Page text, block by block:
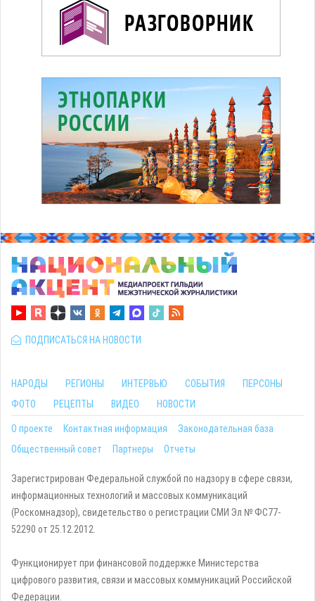
ПОДПИСАТЬСЯ НА НОВОСТИ
НАРОДЫ РЕГИОНЫ ИНТЕРВЬЮ СОБЫТИЯ
ПЕРСОНЫ
ФОТО
РЕЦЕПТЫ ВИДЕО НОВОСТИ
О проекте Контактная информация
Законодательная база
Общественный совет
Партнеры Отчеты
Зарегистрирован Федеральной службой по надзору в сфере связи,
информационных технологий и массовых коммуникаций
(Роскомнадзор), свидетельство о регистрации СМИ Эл № ФС77-
52290 от 25.12.2012.
Функционирует при финансовой поддержке Министерства
цифрового развития, связи и массовых коммуникаций Российской
Федерации.